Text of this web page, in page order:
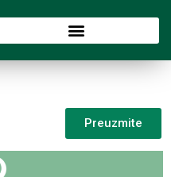
Preuzmite